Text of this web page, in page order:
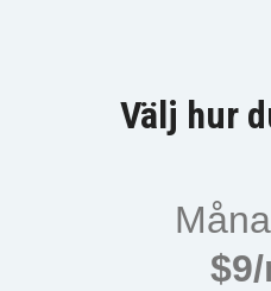
Välj hur